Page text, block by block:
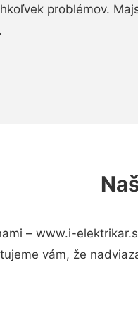
problémov.
– www.i-
vám, že